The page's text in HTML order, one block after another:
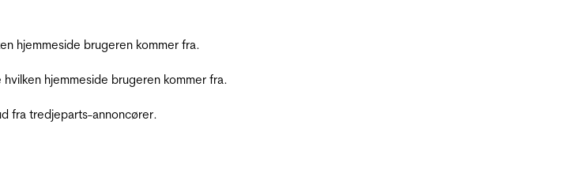
hjemmeside brugeren kommer fra.
hjemmeside brugeren kommer fra.
fra tredjeparts-annoncører.